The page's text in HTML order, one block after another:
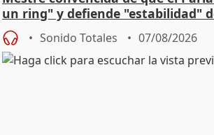
un ring" y defiende "estabilidad"
Vox
Sonido Totales 07/08/2026